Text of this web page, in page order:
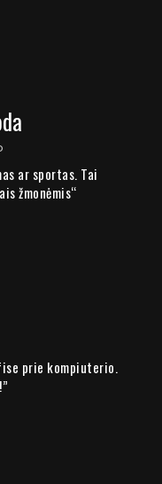
ar sportas. Tai
žmonėmis“
prie kompiuterio.